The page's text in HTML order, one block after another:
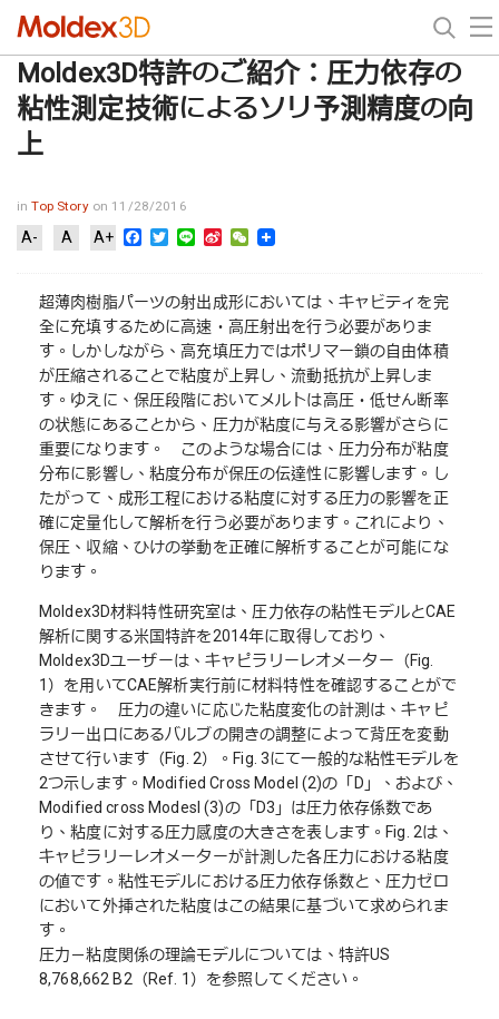
Moldex3D特許のご紹介：圧力依存の
粘性測定技術によるソリ予測精度の向
上
inTop Story on 11/28/2016
A- A A+ Facebook
Twitter
Line Sina WeChat
超薄肉樹脂パーツの射出成形においては、キャビティを完
全に充填するために高速・高圧射出を行う必要がありま
す。しかしながら、高充填圧力ではポリマー鎖の自由体積
が圧縮されることで粘度が上昇し、流動抵抗が上昇しま
す。ゆえに、保圧段階においてメルトは高圧・低せん断率
の状態にあることから、圧力が粘度に与える影響がさらに
重要になります。 このような場合には、圧力分布が粘度
分布に影響し、粘度分布が保圧の伝達性に影響します。し
たがって、成形工程における粘度に対する圧力の影響を正
確に定量化して解析を行う必要があります。これにより、
保圧、収縮、ひけの挙動を正確に解析することが可能にな
ります。
Moldex3D材料特性研究室は、圧力依存の粘性モデルとCAE
解析に関する米国特許を2014年に取得しており、
Moldex3Dユーザーは、キャピラリーレオメーター（Fig.
1）を用いてCAE解析実行前に材料特性を確認することがで
きます。 圧力の違いに応じた粘度変化の計測は、キャピ
ラリー出口にあるバルブの開きの調整によって背圧を変動
させて行います（Fig. 2）。Fig. 3にて一般的な粘性モデルを
2つ示します。Modified Cross Model (2)の「D」、および、
Modified cross Modesl (3)の「D3」は圧力依存係数であ
り、粘度に対する圧力感度の大きさを表します。Fig. 2は、
キャピラリーレオメーターが計測した各圧力における粘度
の値です。粘性モデルにおける圧力依存係数と、圧力ゼロ
において外挿された粘度はこの結果に基づいて求められま
す。
圧力－粘度関係の理論モデルについては、特許US
8,768,662 B2（Ref. 1）を参照してください。